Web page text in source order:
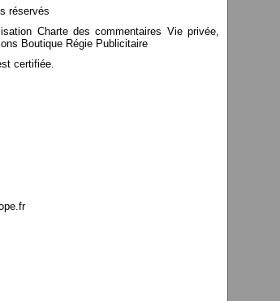
réservés
Charte des commentaires Vie privée,
Boutique Régie Publicitaire
certifiée.